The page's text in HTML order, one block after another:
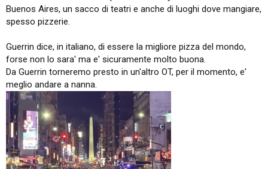
Buenos Aires, un sacco di teatri e anche di luoghi dove mangiare,
spesso pizzerie.
Guerrin dice, in italiano, di essere la migliore pizza del mondo,
forse non lo sara' ma e' sicuramente molto buona.
Da Guerrin torneremo presto in un'altro OT, per il momento, e'
meglio andare a nanna.